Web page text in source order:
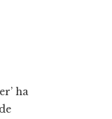
ha